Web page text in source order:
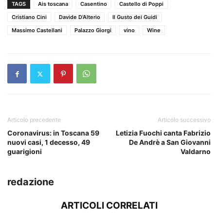
TAGS Ais toscana Casentino
Castello di Poppi
Cristiano Cini
Davide D’Alterio
Il Gusto dei Guidi
Massimo Castellani
Palazzo Giorgi vino Wine
Articolo precedente
Coronavirus: in Toscana 59
nuovi casi, 1 decesso, 49
guarigioni
Articolo successivo
Letizia Fuochi canta Fabrizio
De Andrè a San Giovanni
Valdarno
redazione
ARTICOLI CORRELATI